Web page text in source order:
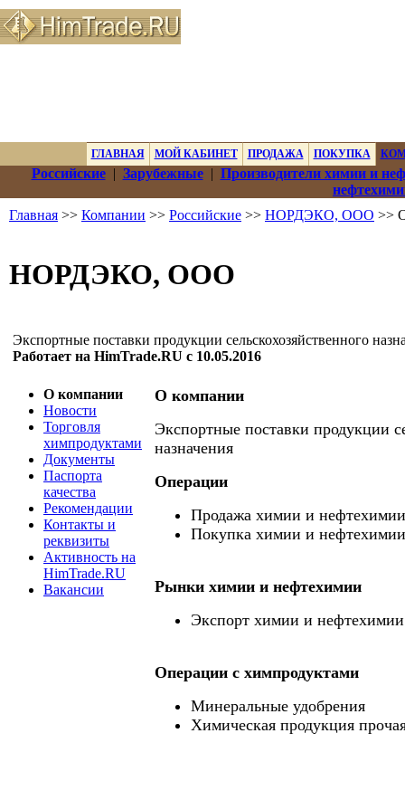
ГЛАВНАЯ МОЙ КАБИНЕТ ПРОДАЖА ПОКУПКА
Российские| Зарубежные| Производители химии и
Главная >> Компании >> Российские >> НОРДЭКО, ООО >>
НОРДЭКО, ООО
Экспортные поставки продукции сельскохозяйственного
Работает на HimTrade.RU с 10.05.2016
О компании
Новости
Торговля
химпродуктами
Документы
Паспорта
качества
Рекомендации
Контакты и
реквизиты
Активность на
HimTrade.RU
Вакансии
О компании
Экспортные поставки продукции
назначения
Операции
Продажа химии и нефтехимии
Покупка химии и нефтехимии
Рынки химии и нефтехимии
Экспорт химии и нефтехимии
Операции c химпродуктами
Минеральные удобрения
Химическая продукция